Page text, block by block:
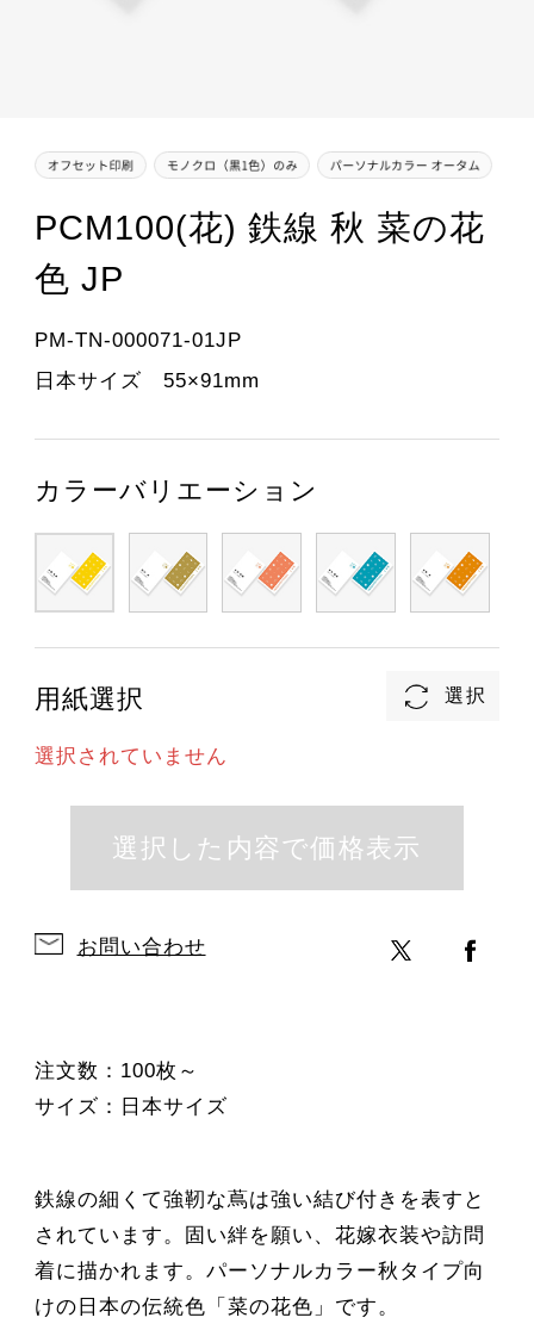
PCM100(花) 鉄線 秋 菜の花
色 JP
PM-TN-000071-01JP
日本サイズ 55×91mm
カラーバリエーション
用紙選択
選択されていません
お問い合わせ
注文数：100枚～
サイズ：日本サイズ
鉄線の細くて強靭な蔦は強い結び付きを表すと
されています。固い絆を願い、花嫁衣装や訪問
着に描かれます。パーソナルカラー秋タイプ向
けの日本の伝統色「菜の花色」です。